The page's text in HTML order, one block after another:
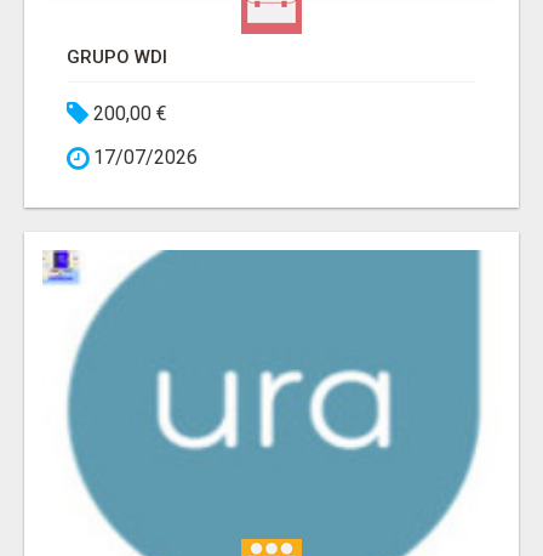
GRUPO WDI
200,00 €
17/07/2026